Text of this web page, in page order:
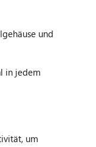
und
in jedem
um